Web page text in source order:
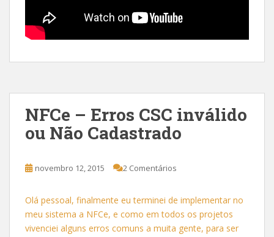
NFCe – Erros CSC inválido
ou Não Cadastrado
novembro 12, 2015 2 Comentários
Olá pessoal, finalmente eu terminei de implementar no
meu sistema a NFCe, e como em todos os projetos
vivenciei alguns erros comuns a muita gente, para ser